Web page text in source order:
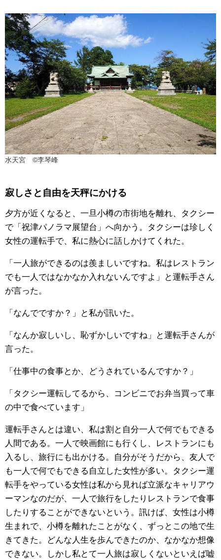
水天宮 ©李琴峰
寂しさと自由を天秤にかける
夕方が近くなると、一旦小樽の市街地を離れ、タクシー
で「祝津パノラマ展望台」へ向かう。タクシーは珍しく
女性の運転手で、私に熱心に話しかけてくれた。
「一人旅ができるのは羨ましいですね。私はレストラン
でも一人ではなかなか入れないんですよ」と運転手さん
が言った。
「なんでですか？」と私が訊いた。
「なんか寂しいし、恥ずかしいですね」と運転手さんが
言った。
「仕事中の食事とか、どうされているんですか？」
「タクシー運転してるから、コンビニでお弁当買って車
の中で食べています」
運転手さんとは違い、私は割と自分一人で何でもできる
人間である。一人で映画館にも行くし、レストランにも
入るし、旅行にも出かける。自分がそうだから、友人で
も一人で何でもできる自立した女性が多い。タクシー運
転手をやっている女性は私から見れば立派なキャリアウ
ーマンなのだが、一人で旅行をしたりレストランで食事
したりすることができないという。訊けば、女性は小樽
生まれで、小樽を離れたことがなく、ずっとこの地で生
きてきた。どんな人生を歩んできたのか、なかなか想像
できない。しかし私とて一人旅は寂しくないといえば嘘